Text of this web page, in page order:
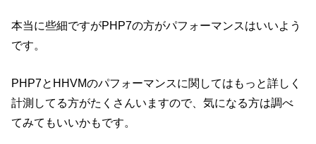
本当に些細ですがPHP7の方がパフォーマンスはいいよう
です。
PHP7とHHVMのパフォーマンスに関してはもっと詳しく
計測してる方がたくさんいますので、気になる方は調べ
てみてもいいかもです。